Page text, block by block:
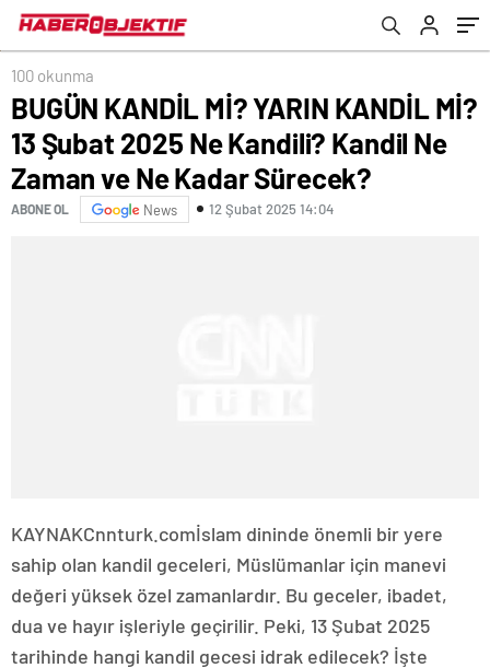
Ne Kadar Sürecek?
100 okunma
BUGÜN KANDİL Mİ? YARIN KANDİL Mİ?
13 Şubat 2025 Ne Kandili? Kandil Ne
Zaman ve Ne Kadar Sürecek?
ABONE OL News 12 Şubat 2025 14:04
KAYNAKCnnturk.comİslam dininde önemli bir yere
sahip olan kandil geceleri, Müslümanlar için manevi
değeri yüksek özel zamanlardır. Bu geceler, ibadet,
dua ve hayır işleriyle geçirilir. Peki, 13 Şubat 2025
tarihinde hangi kandil gecesi idrak edilecek? İşte